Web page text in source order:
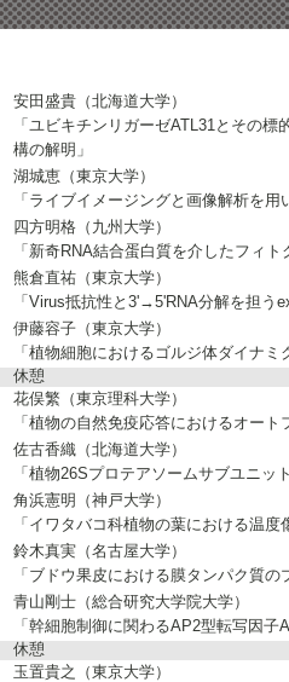
安田盛貴（北海道大学）
「ユビキチンリガーゼATL31とその
構の解明」
湖城恵（東京大学）
「ライブイメージングと画像解析を
四方明格（九州大学）
「新奇RNA結合蛋白質を介したフィ
熊倉直祐（東京大学）
「Virus抵抗性と3'→5'RNA分解を担う
伊藤容子（東京大学）
「植物細胞におけるゴルジ体ダイナミ
休憩
花俣繁（東京理科大学）
「植物の自然免疫応答におけるオー
佐古香織（北海道大学）
「植物26Sプロテアソームサブユニッ
角浜憲明（神戸大学）
「イワタバコ科植物の葉における温
鈴木真実（名古屋大学）
「ブドウ果皮における膜タンパク質
青山剛士（総合研究大学院大学）
「幹細胞制御に関わるAP2型転写因
休憩
玉置貴之（東京大学）